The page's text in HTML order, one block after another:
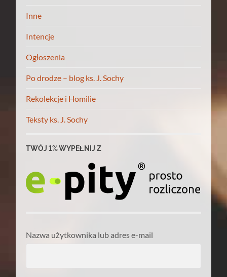
Inne
Intencje
Ogłoszenia
Po drodze – blog ks. J. Sochy
Rekolekcje i Homilie
Teksty ks. J. Sochy
TWÓJ 1% WYPEŁNIJ Z
Nazwa użytkownika lub adres e-mail